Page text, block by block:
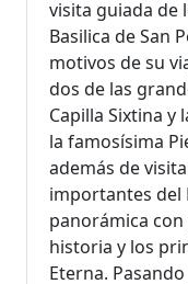
visita guiada de
Basilica de San
motivos de su
dos de las
Capilla Sixtina y
la famosísima
además de
importantes del
panorámica
historia y los
Eterna.